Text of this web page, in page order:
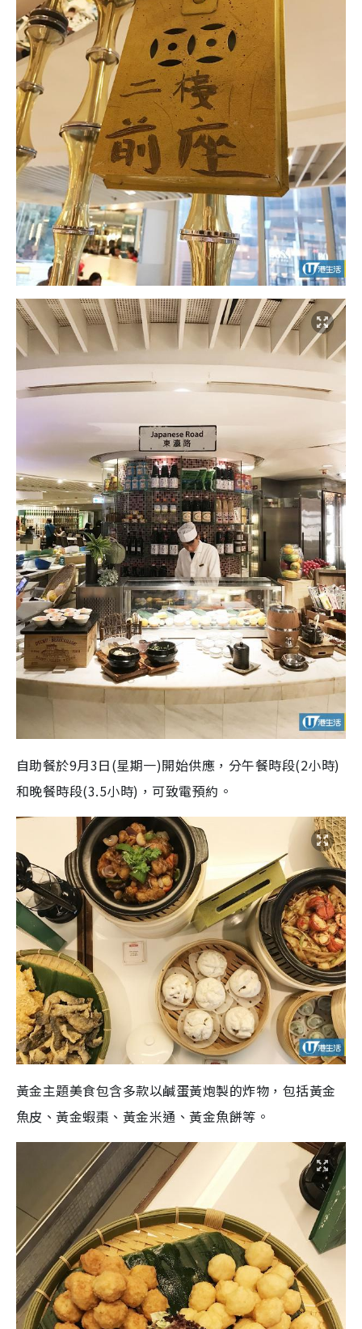
自助餐於9月3日(星期一)開始供應，分午餐時段(2小時)
和晚餐時段(3.5小時)，可致電預約。
黃金主題美食包含多款以鹹蛋黃炮製的炸物，包括黃金
魚皮、黃金蝦棗、黃金米通、黃金魚餅等。